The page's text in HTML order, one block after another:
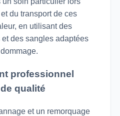
du transport de ces
en utilisant des
des sangles adaptées
professionnel
qualité
et un remorquage